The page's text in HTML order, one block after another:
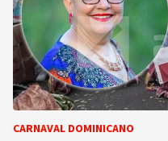
CARNAVAL DOMINICANO